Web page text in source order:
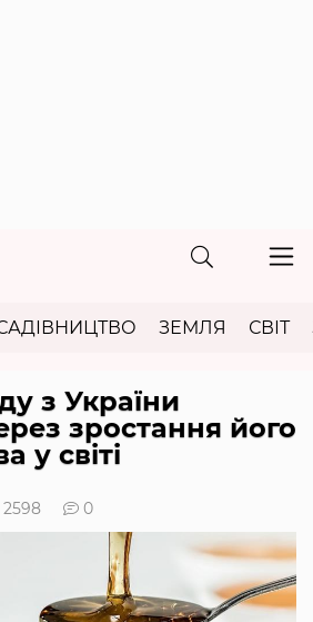
ЗЕМЛЯ СВІТ
з України
зростання його
у світі
2598 0